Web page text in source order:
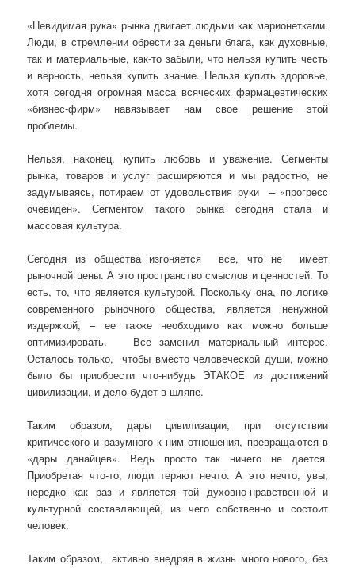
«Невидимая рука» рынка двигает людьми как марионетками.
Люди, в стремлении обрести за деньги блага, как духовные,
так и материальные, как-то забыли, что нельзя купить честь
и верность, нельзя купить знание. Нельзя купить здоровье,
хотя сегодня огромная масса всяческих фармацевтических
«бизнес-фирм» навязывает нам свое решение этой
проблемы.
Нельзя, наконец, купить любовь и уважение. Сегменты
рынка, товаров и услуг расширяются и мы радостно, не
задумываясь, потираем от удовольствия руки – «прогресс
очевиден». Сегментом такого рынка сегодня стала и
массовая культура.
Сегодня из общества изгоняется все, что не имеет
рыночной цены. А это пространство смыслов и ценностей. То
есть, то, что является культурой. Поскольку она, по логике
современного рыночного общества, является ненужной
издержкой, – ее также необходимо как можно больше
оптимизировать. Все заменил материальный интерес.
Осталось только, чтобы вместо человеческой души, можно
было бы приобрести что-нибудь ЭТАКОЕ из достижений
цивилизации, и дело будет в шляпе.
Таким образом, дары цивилизации, при отсутствии
критического и разумного к ним отношения, превращаются в
«дары данайцев». Ведь просто так ничего не дается.
Приобретая что-то, люди теряют нечто. А это нечто, увы,
нередко как раз и является той духовно-нравственной и
культурной составляющей, из чего собственно и состоит
человек.
Таким образом, активно внедряя в жизнь много нового, без